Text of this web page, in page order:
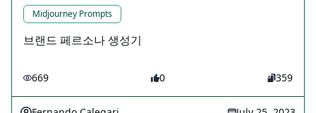
Midjourney Prompts
브랜드 페르소나 생성기
669 0 359